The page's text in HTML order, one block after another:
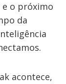
e o próximo
da
acontece,